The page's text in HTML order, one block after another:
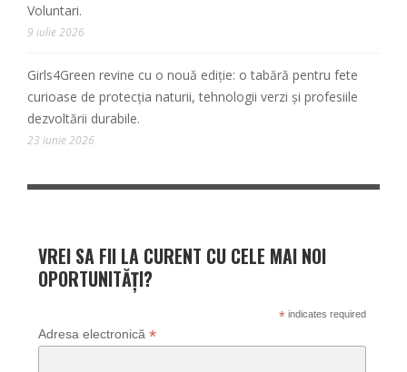
Voluntari.
9 iulie 2026
Girls4Green revine cu o nouă ediție: o tabără pentru fete
curioase de protecția naturii, tehnologii verzi și profesiile
dezvoltării durabile.
23 iunie 2026
VREI SA FII LA CURENT CU CELE MAI NOI
OPORTUNITĂȚI?
*indicates required
Adresa electronică *